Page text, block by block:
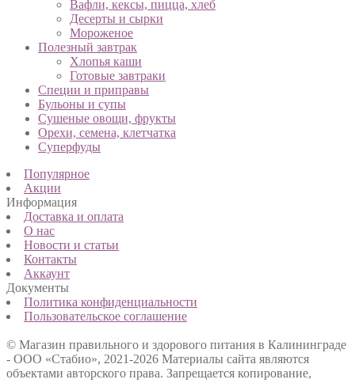
Вафли, кексы, пицца, хлеб
Десерты и сырки
Мороженое
Полезный завтрак
Хлопья каши
Готовые завтраки
Специи и приправы
Бульоны и супы
Сушеные овощи, фрукты
Орехи, семена, клетчатка
Суперфуды
Популярное
Акции
Информация
Доставка и оплата
О нас
Новости и статьи
Контакты
Аккаунт
Документы
Политика конфиденциальности
Пользовательское соглашение
© Магазин правильного и здорового питания в Калининграде
- ООО «Стабио», 2021-2026 Материалы сайта являются
объектами авторского права. Запрещается копирование,